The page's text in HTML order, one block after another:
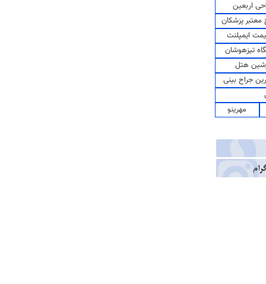
اربعین
پزشکان
ایمپلنت
تیزهوشان
هتل
جراح بینی
مهرینو